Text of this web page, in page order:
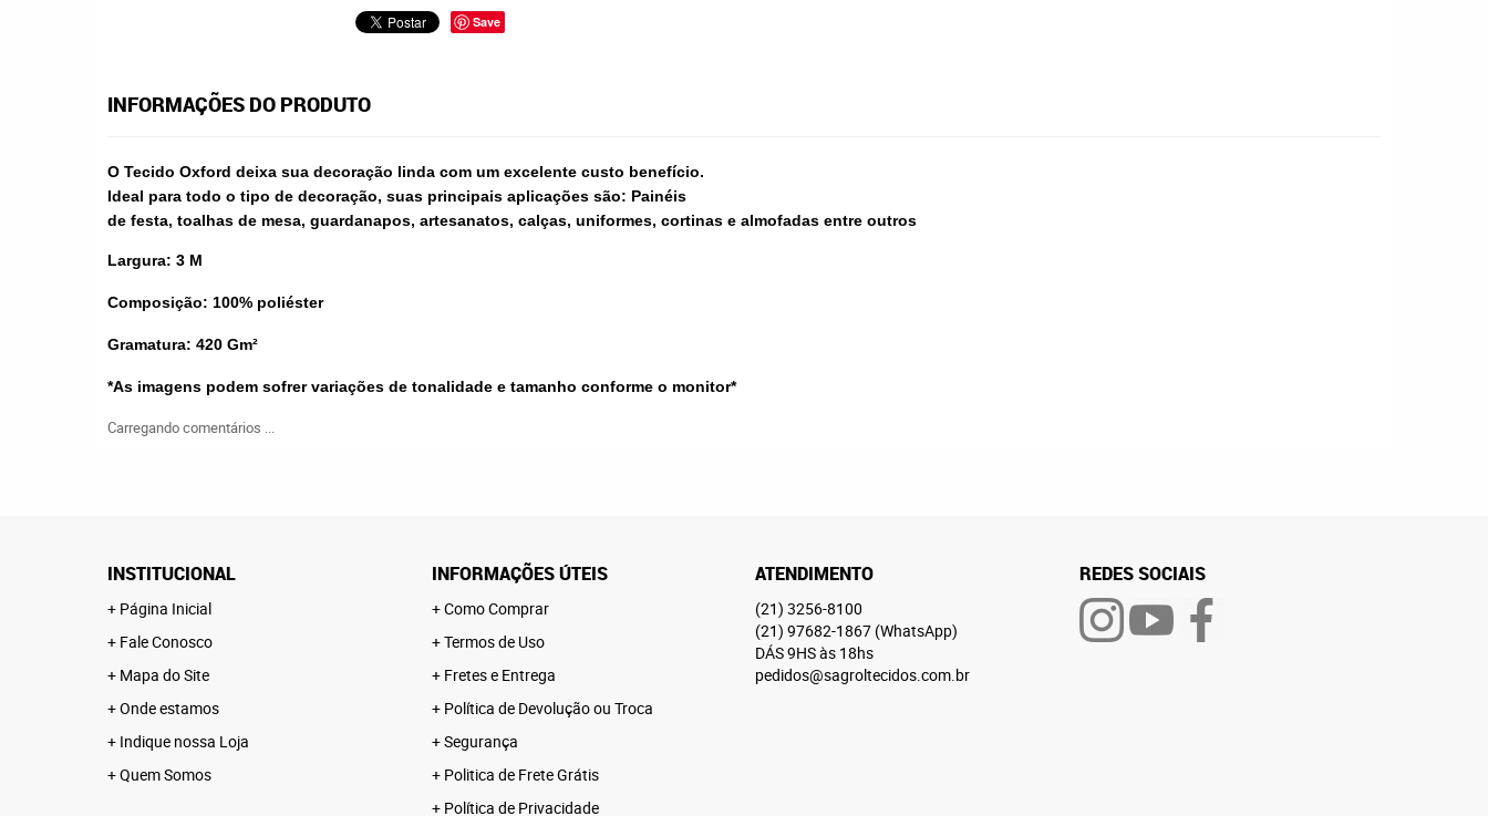
Save
INFORMAÇÕES DO PRODUTO
O Tecido Oxford deixa sua decoração linda com um excelente custo benefício.
Ideal para todo o tipo de decoração, suas principais aplicações são: Painéis
de festa, toalhas de mesa, guardanapos, artesanatos, calças, uniformes, cortinas e almofadas entre outros
Largura: 3 M
Composição: 100% poliéster
Gramatura: 420 Gm²
*As imagens podem sofrer variações de tonalidade e tamanho conforme o monitor*
Carregando comentários ...
INSTITUCIONAL
Página Inicial
Fale Conosco
Mapa do Site
Onde estamos
Indique nossa Loja
Quem Somos
INFORMAÇÕES ÚTEIS
Como Comprar
Termos de Uso
Fretes e Entrega
Política de Devolução ou Troca
Segurança
Politica de Frete Grátis
Política de Privacidade
ATENDIMENTO
(21) 3256-8100
(21) 97682-1867 (WhatsApp)
DÁS 9HS às 18hs
pedidos@sagroltecidos.com.br
REDES SOCIAIS